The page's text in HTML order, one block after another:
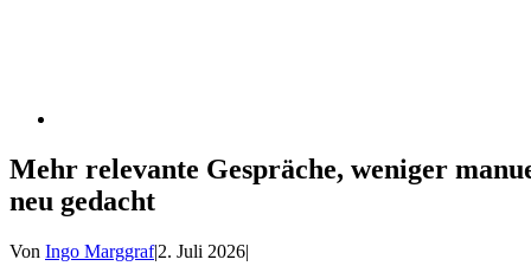
Mehr relevante Gespräche, weniger
neu gedacht
Von Ingo Marggraf|2. Juli 2026|